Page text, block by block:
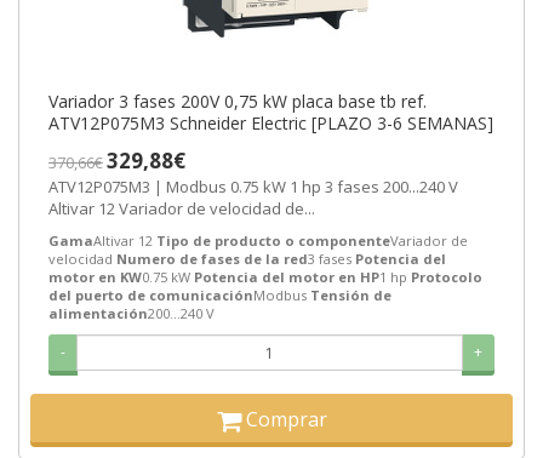
Variador 3 fases 200V 0,75 kW placa base tb ref.
ATV12P075M3 Schneider Electric [PLAZO 3-6 SEMANAS]
370,66€329,88€
ATV12P075M3 | Modbus 0.75 kW 1 hp 3 fases 200...240 V
Altivar 12 Variador de velocidad de...
GamaAltivar 12 Tipo de producto o componenteVariador de
velocidad Numero de fases de la red3 fases Potencia del
motor en KW0.75 kW Potencia del motor en HP1 hp Protocolo
del puerto de comunicaciónModbus Tensión de
alimentación200...240 V
- +
Comprar